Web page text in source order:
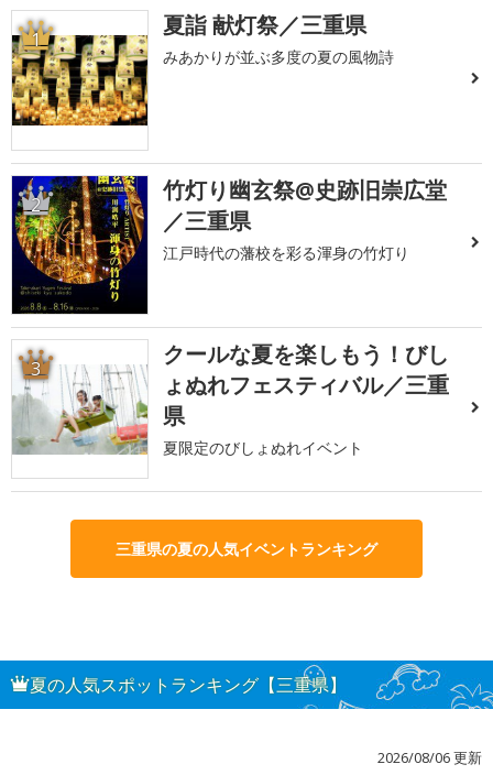
1 夏詣 献灯祭／三重県
みあかりが並ぶ多度の夏の風物詩
2
竹灯り幽玄祭@史跡旧崇広堂
／三重県
江戸時代の藩校を彩る渾身の竹灯り
3
クールな夏を楽しもう！びし
ょぬれフェスティバル／三重
県
夏限定のびしょぬれイベント
三重県の夏の人気イベントランキング
夏の人気スポットランキング【三重県】
2026/08/06 更新